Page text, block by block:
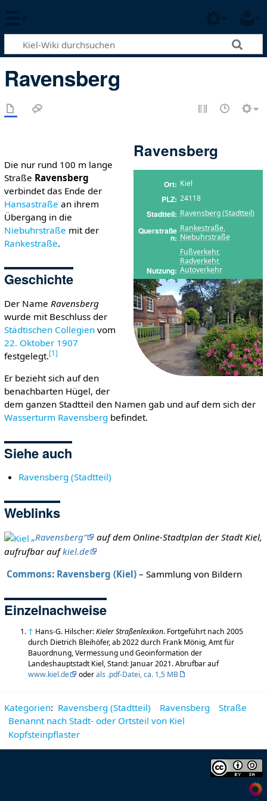
Ravensberg
Ravensberg
Ort Kiel
PLZ 24118
Stadtteil Ravensberg (Stadtteil)
Querstraße
n
Rankestraße,
Niebuhrstraße
Nutzung
Fußverkehr,
Radverkehr,
Autoverkehr
Die nur rund 100 m lange
Straße Ravensberg
verbindet das Ende der
Hansastraße an ihrem
Übergang in die
Niebuhrstraße mit der
Rankestraße.
Geschichte
Der Name Ravensberg
wurde mit Beschluss der
Städtischen Collegienvom
22. Oktober 1907
festgelegt.[1 ]
Er bezieht sich auf den
benachbarten Hügel, der
dem ganzen Stadtteil den Namen gab und auf dem sich der
Wasserturm Ravensberg befindet.
Siehe auch
Ravensberg (Stadtteil)
Weblinks
„Ravensberg“
auf dem Online-Stadtplan der Stadt Kiel,
aufrufbar aufkiel.de
Commons: Ravensberg (Kiel)– Sammlung von Bildern
Einzelnachweise
↑ Hans-G. Hilscher:Kieler Straßenlexikon. Fortgeführt nach 2005
durch Dietrich Bleihöfer, ab 2022 durch Frank Mönig, Amt für
Bauordnung, Vermessung und Geoinformation der
Landeshauptstadt Kiel, Stand: Januar 2021. Abrufbar auf
www.kiel.de
oderals .pdf-Datei, ca. 1,5 MB
Kategorien: Ravensberg (Stadtteil) Ravensberg
Straße
Benannt nach Stadt- oder Ortsteil von Kiel
Kopfsteinpflaster